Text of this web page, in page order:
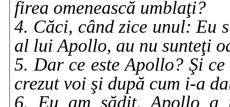
firea omenească umblaţi?
4. Căci, când zice unul: Eu
al lui Apollo, au nu sunteţi
5. Dar ce este Apollo? Şi
crezut voi şi după cum i-a
6. Eu am sădit, Apollo a